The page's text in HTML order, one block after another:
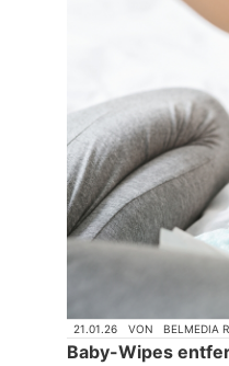
21.01.26 VON BELMEDIA
Baby-Wipes